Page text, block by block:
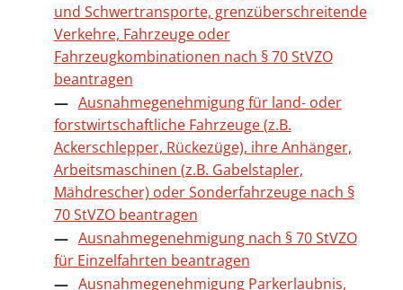
und Schwertransporte, grenzüberschreitende
Verkehre, Fahrzeuge oder
Fahrzeugkombinationen nach § 70 StVZO
beantragen
Ausnahmegenehmigung für land- oder
forstwirtschaftliche Fahrzeuge (z.B.
Ackerschlepper, Rückezüge), ihre Anhänger,
Arbeitsmaschinen (z.B. Gabelstapler,
Mähdrescher) oder Sonderfahrzeuge nach §
70 StVZO beantragen
Ausnahmegenehmigung nach § 70 StVZO
für Einzelfahrten beantragen
Ausnahmegenehmigung Parkerlaubnis,